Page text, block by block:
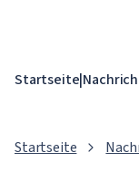
Startseite|
Startseite